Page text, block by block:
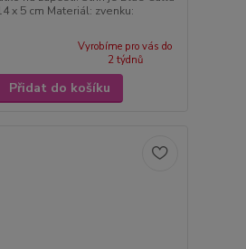
x 5 cm Materiál: zvenku:
Vyrobíme pro vás do
2 týdnů
Přidat do košíku